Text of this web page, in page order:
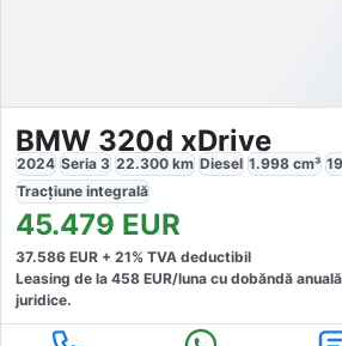
BMW 320d xDrive
2024 Seria 3 22.300 km Diesel 1.998 cm³
Tracțiune integrală
45.479 EUR
37.586 EUR + 21% TVA deductibil
Leasing de la 458 EUR/luna cu dobăndă anuală
juridice.